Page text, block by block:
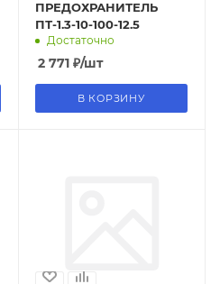
ПРЕДОХРАНИТЕЛЬ
ПТ-1.3-10-100-12.5
Достаточно
2 771₽/шт
В КОРЗИНУ